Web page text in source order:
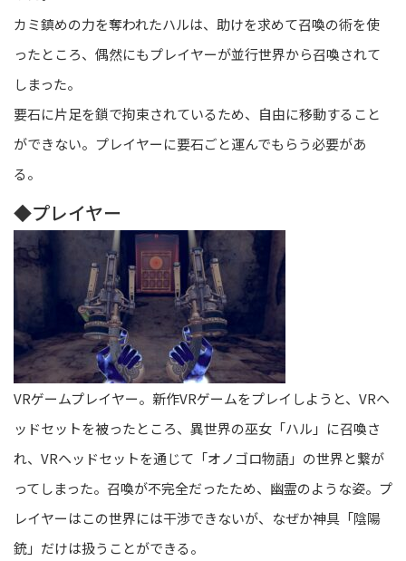
カミ鎮めの力を奪われたハルは、助けを求めて召喚の術を使
ったところ、偶然にもプレイヤーが並行世界から召喚されて
しまった。
要石に片足を鎖で拘束されているため、自由に移動すること
ができない。プレイヤーに要石ごと運んでもらう必要があ
る。
◆プレイヤー
VRゲームプレイヤー。新作VRゲームをプレイしようと、VRヘ
ッドセットを被ったところ、異世界の巫女「ハル」に召喚さ
れ、VRヘッドセットを通じて「オノゴロ物語」の世界と繋が
ってしまった。召喚が不完全だったため、幽霊のような姿。プ
レイヤーはこの世界には干渉できないが、なぜか神具「陰陽
銃」だけは扱うことができる。